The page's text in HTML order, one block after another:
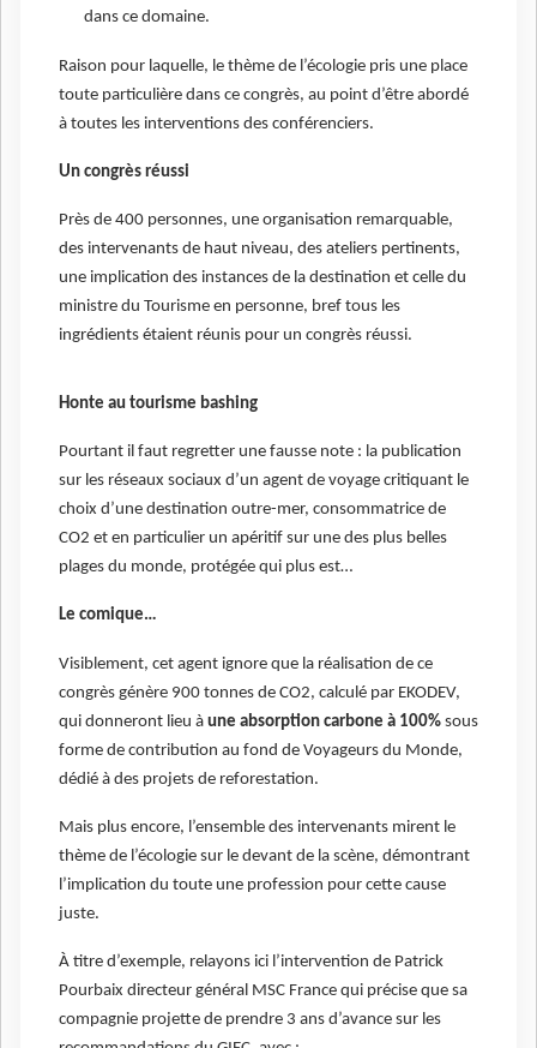
dans ce domaine.
Raison pour laquelle, le thème de l’écologie pris une place
toute particulière dans ce congrès, au point d’être abordé
à toutes les interventions des conférenciers.
Un congrès réussi
Près de 400 personnes, une organisation remarquable,
des intervenants de haut niveau, des ateliers pertinents,
une implication des instances de la destination et celle du
ministre du Tourisme en personne, bref tous les
ingrédients étaient réunis pour un congrès réussi.
Honte au tourisme bashing
Pourtant il faut regretter une fausse note : la publication
sur les réseaux sociaux d’un agent de voyage critiquant le
choix d’une destination outre-mer, consommatrice de
CO2 et en particulier un apéritif sur une des plus belles
plages du monde, protégée qui plus est…
Le comique…
Visiblement, cet agent ignore que la réalisation de ce
congrès génère 900 tonnes de CO2, calculé par EKODEV,
qui donneront lieu à une absorption carbone à 100% sous
forme de contribution au fond de Voyageurs du Monde,
dédié à des projets de reforestation.
Mais plus encore, l’ensemble des intervenants mirent le
thème de l’écologie sur le devant de la scène, démontrant
l’implication du toute une profession pour cette cause
juste.
À titre d’exemple, relayons ici l’intervention de Patrick
Pourbaix directeur général MSC France qui précise que sa
compagnie projette de prendre 3 ans d’avance sur les